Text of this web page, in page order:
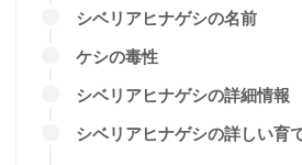
シベリアヒナゲシの名前
ケシの毒性
シベリアヒナゲシの詳細情報
シベリアヒナゲシの詳しい育